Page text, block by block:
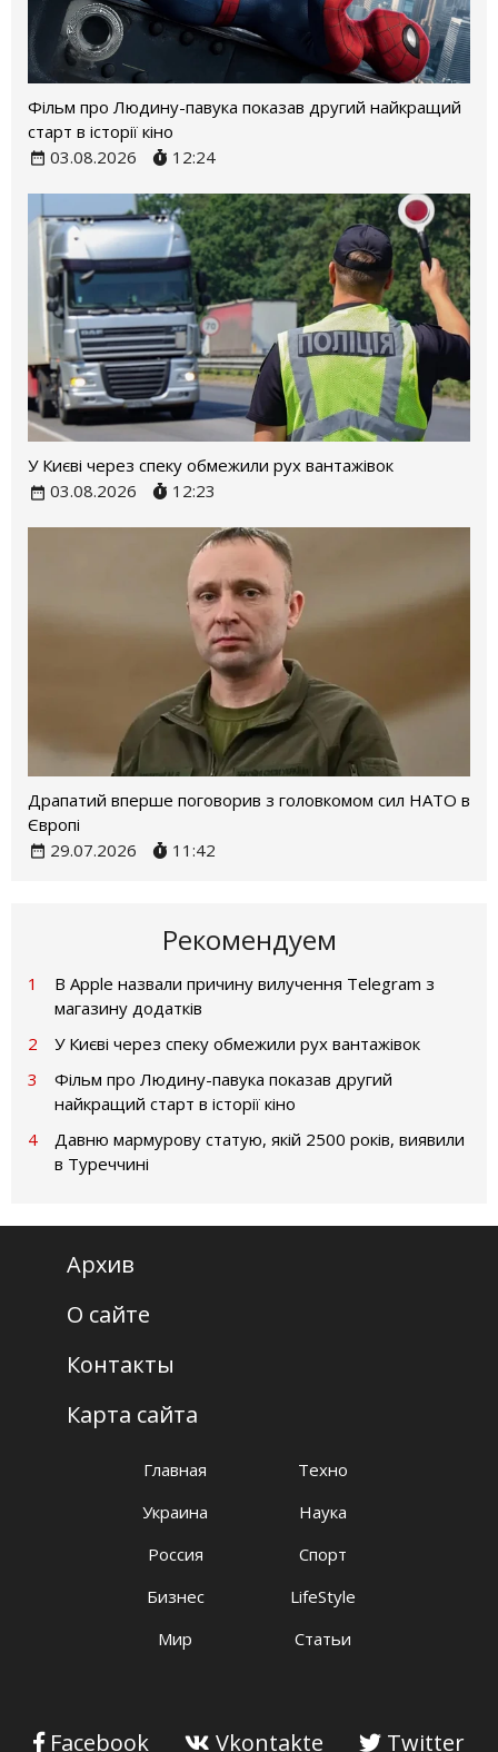
Фільм про Людину-павука показав другий найкращий
старт в історії кіно
03.08.2026
12:24
У Києві через спеку обмежили рух вантажівок
03.08.2026
12:23
Драпатий вперше поговорив з головкомом сил НАТО в
Європі
29.07.2026
11:42
Рекомендуем
1
В Apple назвали причину вилучення Telegram з
магазину додатків
2
У Києві через спеку обмежили рух вантажівок
3
Фільм про Людину-павука показав другий
найкращий старт в історії кіно
4
Давню мармурову статую, якій 2500 років, виявили
в Туреччині
Главная
Украина
Россия
Бизнес
Мир
Техно
Наука
Спорт
LifeStyle
Статьи
Facebook Vkontakte Twitter
Архив
О сайте
Контакты
Карта сайта